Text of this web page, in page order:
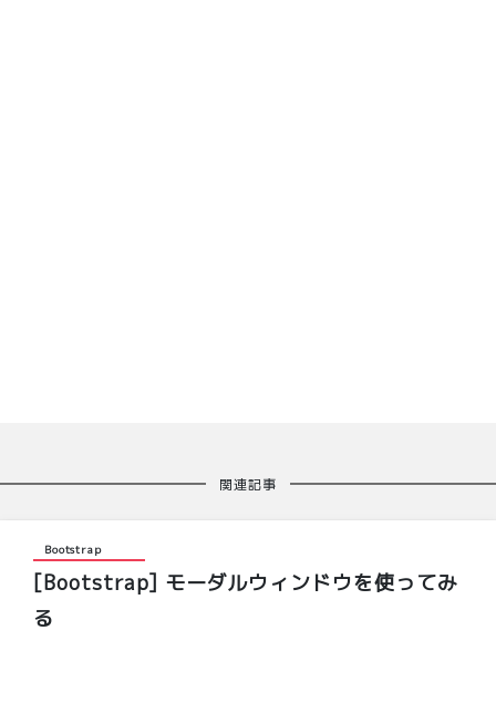
関連記事
Bootstrap
[Bootstrap] モーダルウィンドウを使ってみ
る